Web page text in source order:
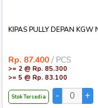
KIPAS PULLY DEPAN KGW
Rp. 87.400 / PCS
>= 2 @ Rp. 85.300
>= 5 @ Rp. 83.100
Stok Tersedia